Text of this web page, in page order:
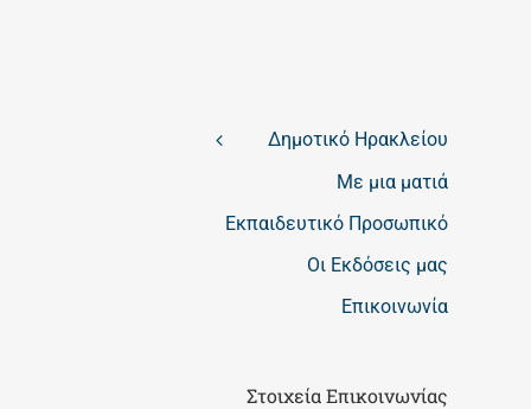
Δημοτικό Ηρακλείου
Με μια ματιά
Εκπαιδευτικό Προσωπικό
Οι Εκδόσεις μας
Επικοινωνία
Στοιχεία Επικοινωνίας